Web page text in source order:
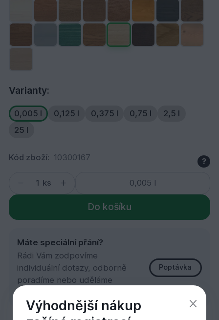
Varianty:
0,005 l 0,125 l 0,375 l 0,75 l
2,5 l
25 l
Kód zboží: 10300167 ?
ks
Do košíku
Máte speciální přání?
Rádi Vám zodpovíme
individuální dotazy, odborně
poradíme nebo uděláme
Poptávka
Výhodnější nákup